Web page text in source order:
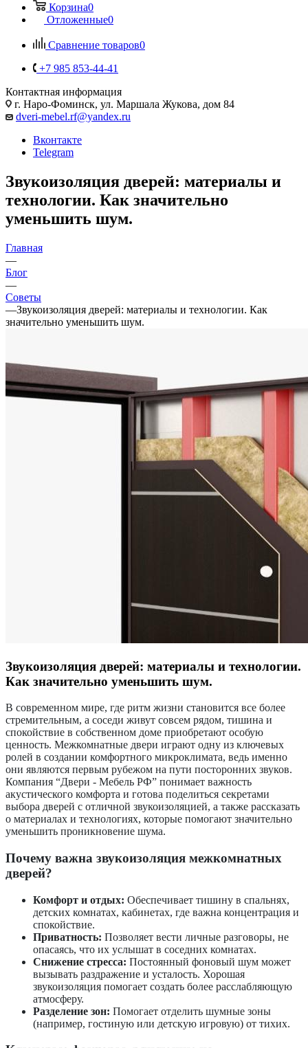
Корзина0
Отложенные0
Сравнение товаров0
+7 985 853-44-41
Контактная информация
г. Наро-Фоминск, ул. Маршала Жукова, дом 84
dveri-mebel.rf@yandex.ru
Вконтакте
Telegram
Звукоизоляция дверей: материалы и
технологии. Как значительно
уменьшить шум.
Главная
—
Блог
—
Советы
—Звукоизоляция дверей: материалы и технологии. Как
значительно уменьшить шум.
Звукоизоляция дверей: материалы и технологии.
Как значительно уменьшить шум.
В современном мире, где ритм жизни становится все более
стремительным, а соседи живут совсем рядом, тишина и
спокойствие в собственном доме приобретают особую
ценность. Межкомнатные двери играют одну из ключевых
ролей в создании комфортного микроклимата, ведь именно
они являются первым рубежом на пути посторонних звуков.
Компания “Двери - Мебель РФ” понимает важность
акустического комфорта и готова поделиться секретами
выбора дверей с отличной звукоизоляцией, а также рассказать
о материалах и технологиях, которые помогают значительно
уменьшить проникновение шума.
Почему важна звукоизоляция межкомнатных
дверей?
Комфорт и отдых: Обеспечивает тишину в спальнях,
детских комнатах, кабинетах, где важна концентрация и
спокойствие.
Приватность: Позволяет вести личные разговоры, не
опасаясь, что их услышат в соседних комнатах.
Снижение стресса: Постоянный фоновый шум может
вызывать раздражение и усталость. Хорошая
звукоизоляция помогает создать более расслабляющую
атмосферу.
Разделение зон: Помогает отделить шумные зоны
(например, гостиную или детскую игровую) от тихих.